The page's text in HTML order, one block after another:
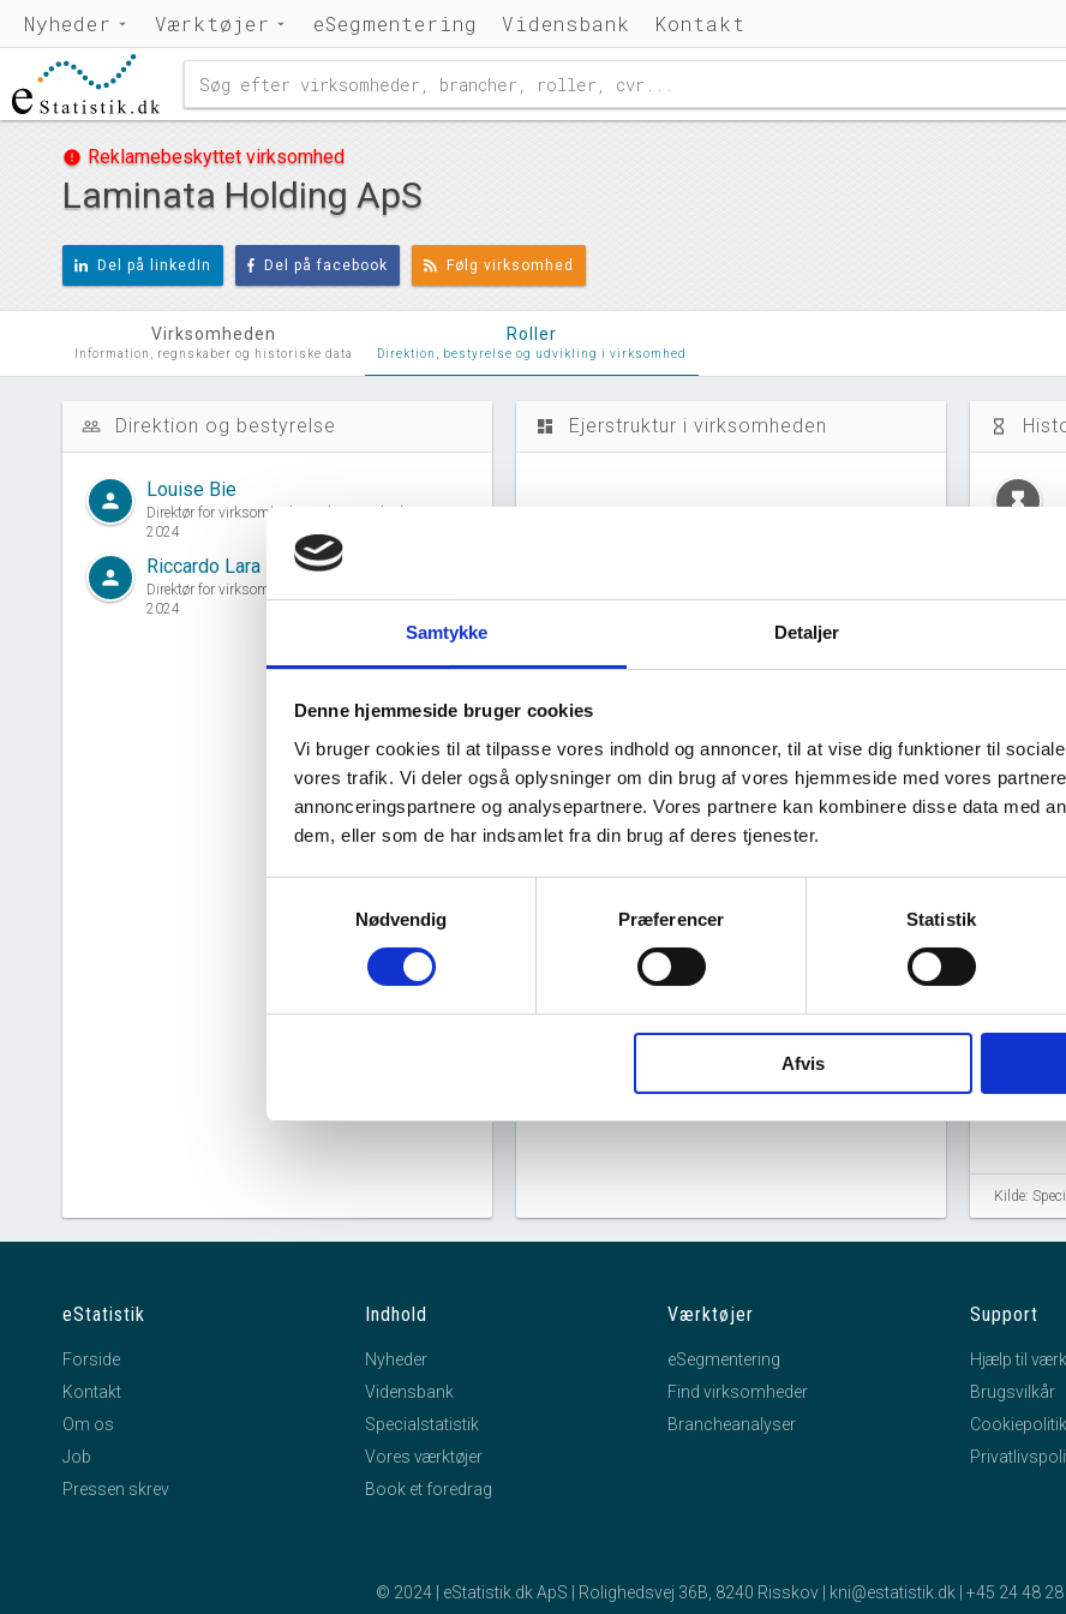
Samtykke Detaljer
Denne hjemmeside bruger cookies
Vi bruger cookies til at tilpasse vores indhold og annoncer, til at vise dig funktioner til
vores trafik. Vi deler også oplysninger om din brug af vores hjemmeside med vores
annonceringspartnere og analysepartnere. Vores partnere kan kombinere disse data med
dem, eller som de har indsamlet fra din brug af deres tjenester.
Nødvendig
Præferencer Statistik
Afvis
Nyheder Værktøjer eSegmentering Vidensbank Kontakt
error Reklamebeskyttet virksomhed
Laminata Holding ApS
Del på linkedIn Del på facebook Følg virksomhed
Virksomheden
Information, regnskaber og historiske data
Roller
Direktion, bestyrelse og udvikling i virksomhed
people_outline Direktion og bestyrelse
person Louise Bie
Direktør for virksomheden siden 11. oktober,
2024
person Riccardo Lara
Direktør for virksomheden siden 11. oktober,
2024
dashboard Ejerstruktur i virksomheden
Laminata Holding ApS har ingen
Eskildsgade 58, 1657 København V
hourglass_empty
hourglass_full
Kilde:
eStatistik
Forside
Kontakt
Om os
Job
Pressen skrev
Indhold
Nyheder
Vidensbank
Specialstatistik
Vores værktøjer
Book et foredrag
Værktøjer
eSegmentering
Find virksomheder
Brancheanalyser
Support
Hjælp til
Brugsvilkår
Cookiepolitik
© 2024 | eStatistik.dk ApS | Rolighedsvej 36B, 8240 Risskov | kni@estatistik.dk +45 24 48 28